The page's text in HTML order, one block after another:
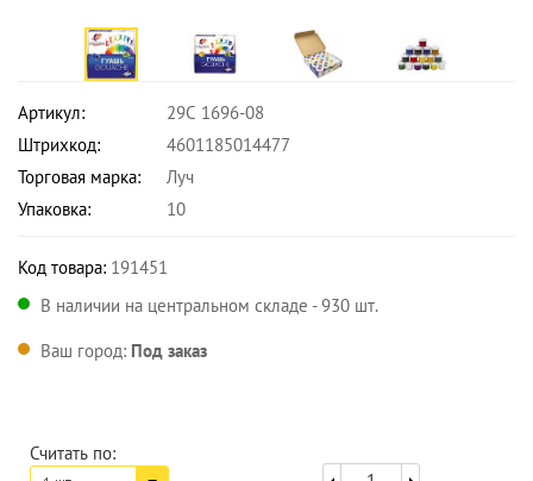
Артикул:
29С 1696-08
Штрихкод:
4601185014477
Торговая марка:
Луч
Упаковка:
10
Код товара: 191451
В наличии на центральном складе - 930 шт.
Ваш город: Под заказ
Считать по: